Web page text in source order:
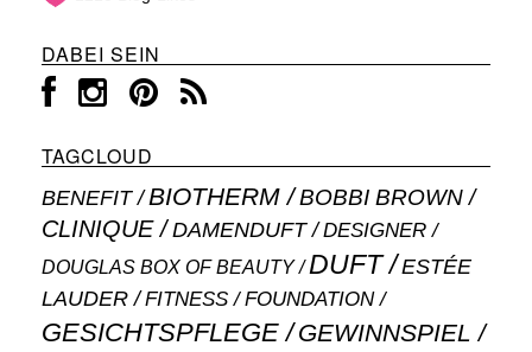
DABEI SEIN
TAGCLOUD
BENEFIT BIOTHERM BOBBI BROWN
CLINIQUE DAMENDUFT DESIGNER
DOUGLAS BOX OF BEAUTY DUFT
ESTÉE
LAUDER
FITNESS FOUNDATION
GESICHTSPFLEGE GEWINNSPIEL